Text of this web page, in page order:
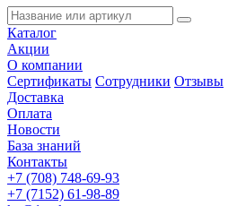
Каталог
Акции
О компании
Сертификаты Сотрудники Отзывы
Доставка
Оплата
Новости
База знаний
Контакты
+7 (708) 748-69-93
+7 (7152) 61-98-89